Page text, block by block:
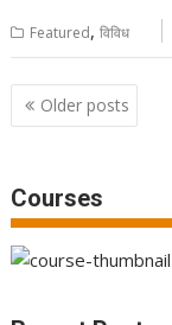
Featured,विविध
Posts
navigation
Older posts
Courses